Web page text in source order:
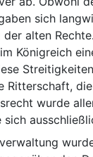
sich
der alten
Königreich
Ritterschaft,
wurde